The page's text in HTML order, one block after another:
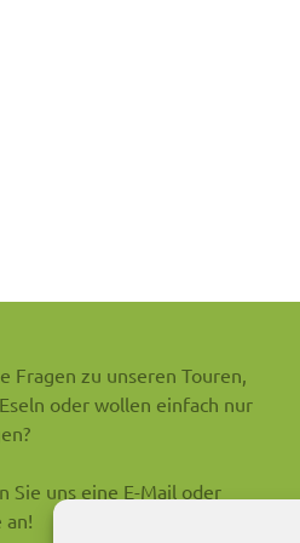
Fragen zu unseren Touren,
oder wollen einfach nur
Sie uns eine E-Mail oder
an!